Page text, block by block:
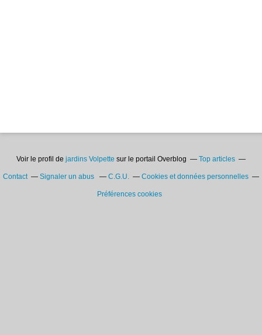
Voir le profil de jardins Volpette sur le portail Overblog Top articles
Contact Signaler un abus C.G.U. Cookies et données personnelles
Préférences cookies